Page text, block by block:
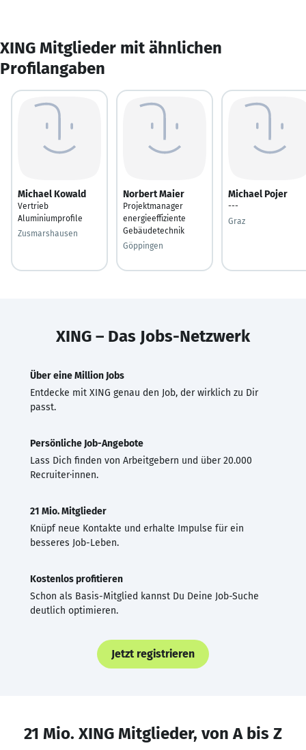
XING Mitglieder mit ähnlichen
Profilangaben
Michael Kowald
Vertrieb
Aluminiumprofile
Zusmarshausen
Norbert Maier
Projektmanager
energieeffiziente
Gebäudetechnik
Göppingen
Michael Pojer
---
Graz
XING – Das Jobs-Netzwerk
Über eine Million Jobs
Entdecke mit XING genau den Job, der wirklich zu Dir
passt.
Persönliche Job-Angebote
Lass Dich finden von Arbeitgebern und über 20.000
Recruiter·innen.
21 Mio. Mitglieder
Knüpf neue Kontakte und erhalte Impulse für ein
besseres Job-Leben.
Kostenlos profitieren
Schon als Basis-Mitglied kannst Du Deine Job-Suche
deutlich optimieren.
Jetzt registrieren
21 Mio. XING Mitglieder, von A bis Z